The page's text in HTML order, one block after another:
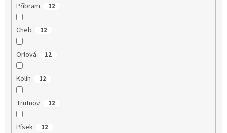
Příbram 12
Cheb 12
Orlová 12
Kolín 12
Trutnov 12
Písek 12